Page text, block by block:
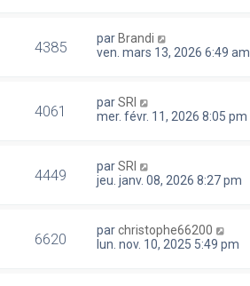
4385 par Brandi
ven. mars 13, 2026 6:49 am
4061 parSRI
mer. févr. 11, 2026 8:05 pm
4449 parSRI
jeu. janv. 08, 2026 8:27 pm
6620 parchristophe66200
lun. nov. 10, 2025 5:49 pm